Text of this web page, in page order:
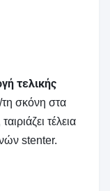
τελικής
τη σκόνη στα
τέλεια
stenter.